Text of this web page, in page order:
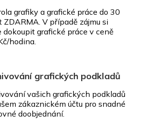
grafiky a grafické práce do 30
ZDARMA. V případě zájmu si
dokoupit grafické práce v ceně
hodina.
grafických podkladů
vašich grafických podkladů
zákaznickém účtu pro snadné
doobjednání.